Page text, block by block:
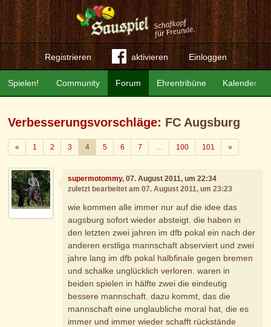
Registrieren aktivieren Einloggen
Community Forum Ehrentribüne Kalender
Spielen!
Verbesserungsvorschläge: FC Augsburg
«Zurück
1 2 3 4 5 6 7 … 100 101 »Weiter
supermotommy, 07. August 2011, um 22:34
zuletzt bearbeitet am 07. August 2011, um 23:23
wie kommen alle immer nur auf die idee das
augsburg sofort wieder absteigt. die haben in
den letzten zwei jahren im dfb pokal ein nach der
anderen erstliga mannschaft abserviert und zwei
jahre lang im dfb pokal halbfinale gegen bremen
und schalke unglücklich verloren. waren in
beiden spielen in hälfte zwei die eindeutig
bessere mannschaft. dazu kommt, das die
mannschaft eine unglaubliche moral hat, die es
immer und immer wieder schafft rückstände